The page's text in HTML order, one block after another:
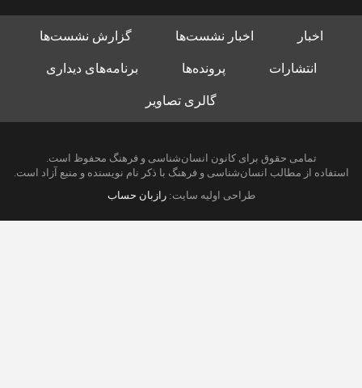
اخبار اخبار نشست‌ها گزارش نشست‌ها
انتشارات پرونده‌ها برنامه‌های دیداری
گالری تصاویر
تمامی حقوق برای کانون انسان‌شناسی و فرهنگ محفوظ است.
استفاده از مطالب انسان‌شناسی و فرهنگ با ذکر نام نویسنده و منبع آزاد است.
طراحی اولیه سایت:رازبان حساب